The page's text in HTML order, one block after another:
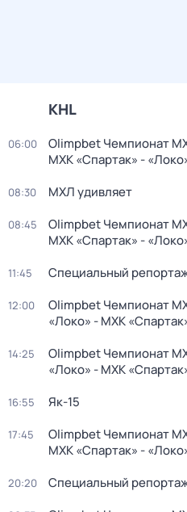
KHL
06:00
Olimpbet Чемпионат
МХК «Спартак» -
08:30 МХЛ удивляет
08:45
Olimpbet Чемпионат
МХК «Спартак» -
11:45 Специальный
12:00
Olimpbet Чемпионат
«Локо» - МХК
14:25
Olimpbet Чемпионат
«Локо» - МХК
16:55 Як-15
17:45
Olimpbet Чемпионат
МХК «Спартак» -
20:20 Специальный